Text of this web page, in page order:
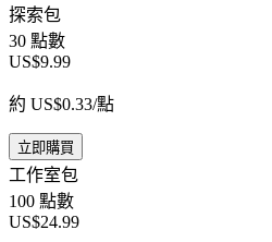
探索包
30 點數
US$9.99
約 US$0.33/點
立即購買
工作室包
100 點數
US$24.99